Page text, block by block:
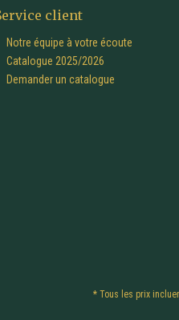
client
Notre équipe à votre écoute
Catalogue 2025/2026
Demander un catalogue
* Tous les prix